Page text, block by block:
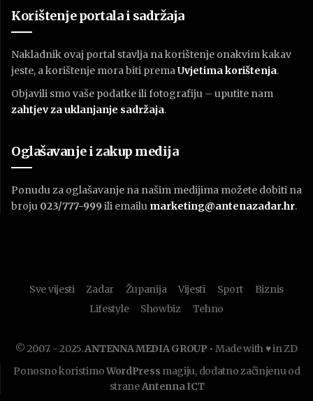
Korištenje portala i sadržaja
Nakladnik ovaj portal stavlja na korištenje onakvim kakav
jeste, a korištenje mora biti premaUvjetima korištenja.
Objavili smo vaše podatke ili fotografiju – uputite nam
zahtjev za uklanjanje sadržaja.
Oglašavanje i zakup medija
Ponudu za oglašavanje na našim medijima možete dobiti na
broju 023/777-999 ili emailu marketing@antenazadar.hr.
Sve vijesti Zadar Županija Vijesti Sport
Biznis
Lifestyle
Showbiz Tehno
© 2007. - 2025.ANTENNA MEDIA GROUP • Made with ♥ in ZD
Ponosno koristimoWordPress magiju, dodatno začinjenu od
straneAntenna ICT